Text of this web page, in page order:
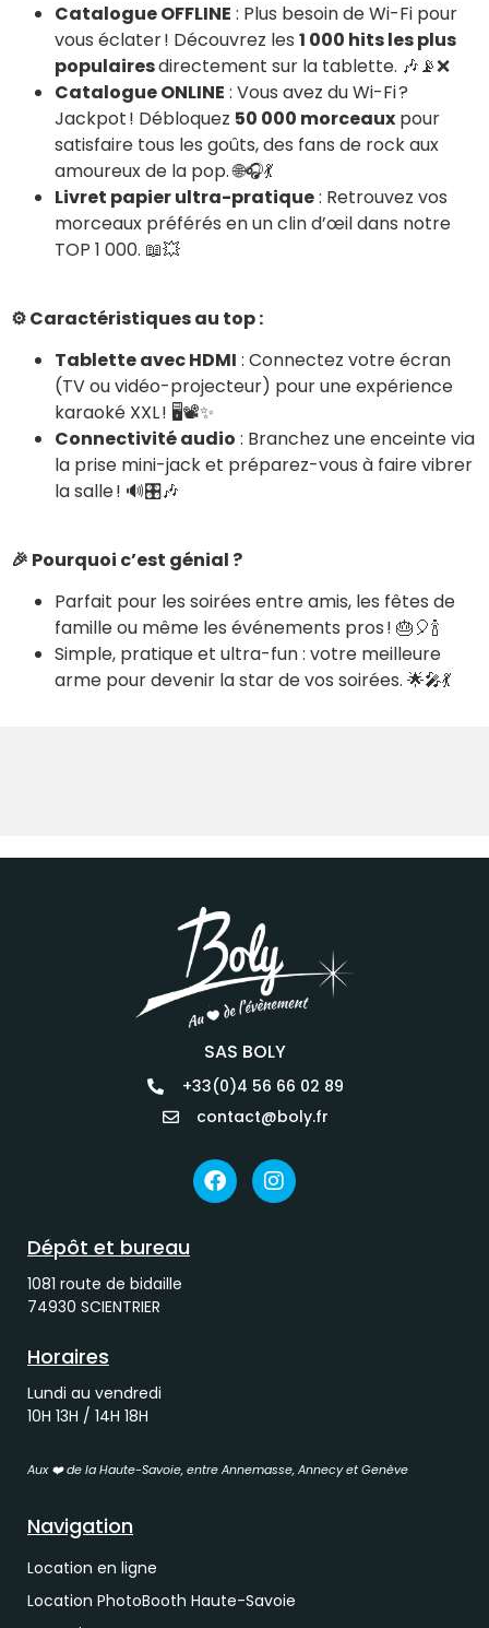
Catalogue OFFLINE : Plus besoin de Wi-Fi pour
vous éclater ! Découvrez les 1 000 hits les plus
populairesdirectement sur la tablette. 🎶📡❌
Catalogue ONLINE : Vous avez du Wi-Fi ?
Jackpot ! Débloquez 50 000 morceaux pour
satisfaire tous les goûts, des fans de rock aux
amoureux de la pop. 🌐🎧💃
Livret papier ultra-pratique: Retrouvez vos
morceaux préférés en un clin d’œil dans notre
TOP 1 000. 📖💥
⚙️ Caractéristiques au top :
Tablette avec HDMI : Connectez votre écran
(TV ou vidéo-projecteur) pour une expérience
karaoké XXL ! 🖥️📽️✨
Connectivité audio : Branchez une enceinte via
la prise mini-jack et préparez-vous à faire vibrer
la salle ! 🔊🎛️🎶
🎉 Pourquoi c’est génial ?
Parfait pour les soirées entre amis, les fêtes de
famille ou même les événements pros ! 🎂🎈🍾
Simple, pratique et ultra-fun : votre meilleure
arme pour devenir la star de vos soirées. 🌟🎤💃
SAS BOLY
+33(0)4 56 66 02 89
contact@boly.fr
Dépôt et bureau
1081 route de bidaille
74930 SCIENTRIER
Horaires
Lundi au vendredi
10H 13H / 14H 18H
Aux ❤️ de la Haute-Savoie, entre Annemasse, Annecy et Genève
Navigation
Location en ligne
Location PhotoBooth Haute-Savoie